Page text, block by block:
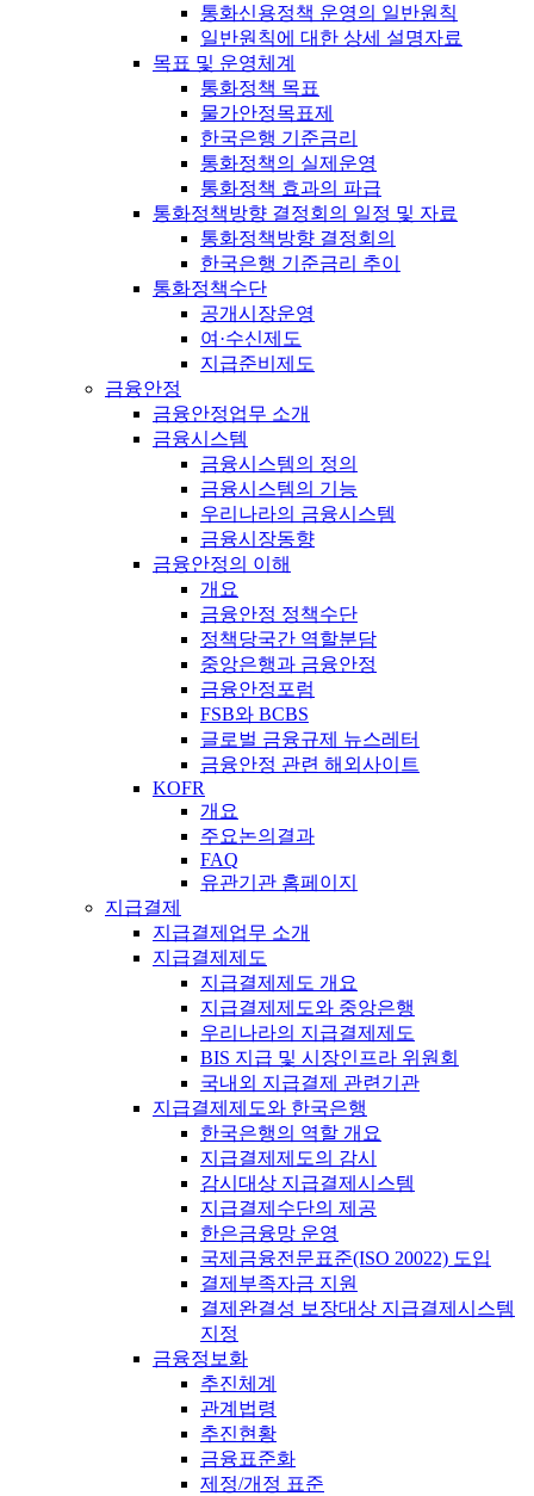
통화신용정책 운영의 일반원칙
일반원칙에 대한 상세 설명자료
목표 및 운영체계
통화정책 목표
물가안정목표제
한국은행 기준금리
통화정책의 실제운영
통화정책 효과의 파급
통화정책방향 결정회의 일정 및 자료
통화정책방향 결정회의
한국은행 기준금리 추이
통화정책수단
공개시장운영
여·수신제도
지급준비제도
금융안정
금융안정업무 소개
금융시스템
금융시스템의 정의
금융시스템의 기능
우리나라의 금융시스템
금융시장동향
금융안정의 이해
개요
금융안정 정책수단
정책당국간 역할분담
중앙은행과 금융안정
금융안정포럼
FSB와 BCBS
글로벌 금융규제 뉴스레터
금융안정 관련 해외사이트
KOFR
개요
주요논의결과
FAQ
유관기관 홈페이지
지급결제
지급결제업무 소개
지급결제제도
지급결제제도 개요
지급결제제도와 중앙은행
우리나라의 지급결제제도
BIS 지급 및 시장인프라 위원회
국내외 지급결제 관련기관
지급결제제도와 한국은행
한국은행의 역할 개요
지급결제제도의 감시
감시대상 지급결제시스템
지급결제수단의 제공
한은금융망 운영
국제금융전문표준(ISO 20022) 도입
결제부족자금 지원
결제완결성 보장대상 지급결제시스템
지정
금융정보화
추진체계
관계법령
추진현황
금융표준화
제정/개정 표준